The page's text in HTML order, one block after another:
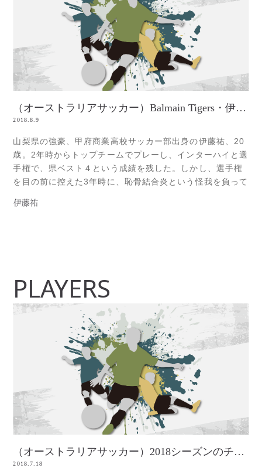
（オーストラリアサッカー）Balmain Tigers・伊藤祐
2018.8.9
山梨県の強豪、甲府商業高校サッカー部出身の伊藤祐、20
歳。2年時からトップチームでプレーし、インターハイと選
手権で、県ベスト４という成績を残した。しかし、選手権
を目の前に控えた3年時に、恥骨結合炎という怪我を負って
走ってきた伊藤。そんな彼のサッカーへの情熱を、この怪
伊藤祐
PLAYERS
（オーストラリアサッカー）2018シーズンのチャレンジャー達
2018.7.18